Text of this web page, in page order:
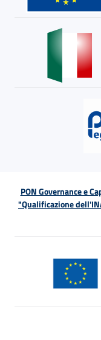
PON Governance e
"Qualificazione